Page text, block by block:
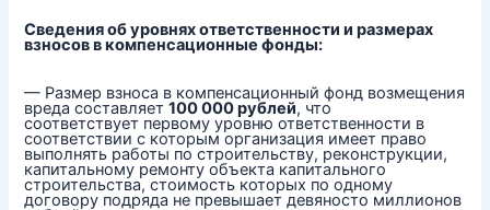
Сведения об уровнях ответственности и размерах
взносов в компенсационные фонды:
— Размер взноса в компенсационный фонд возмещения
вреда составляет100 000 рублей, что
соответствует первому уровню ответственности в
соответствии с которым организация имеет право
выполнять работы по строительству, реконструкции,
капитальному ремонту объекта капитального
строительства, стоимость которых по одному
договору подряда не превышает девяносто миллионов